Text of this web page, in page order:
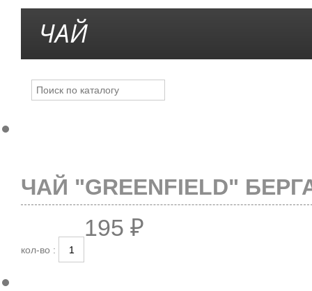
ЧАЙ
ЧАЙ "GREENFIELD"
195 ₽
кол-во :